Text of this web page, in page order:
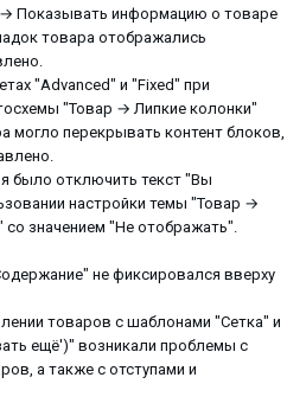
Показывать информацию о товаре
товара отображались
"Advanced" и "Fixed" при
"Товар → Липкие колонки"
могло перекрывать контент блоков,
было отключить текст "Вы
настройки темы "Товар →
значением "Не отображать".
не фиксировался вверху
товаров с шаблонами "Сетка" и
ещё')" возникали проблемы с
а также с отступами и